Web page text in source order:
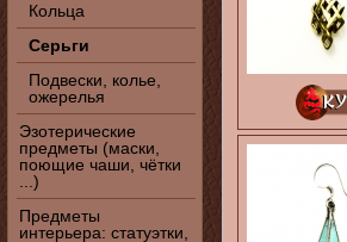
Кольца
Серьги
Подвески, колье,
ожерелья
Эзотерические
предметы (маски,
поющие чаши, чётки
...)
Предметы
интерьера: статуэтки,